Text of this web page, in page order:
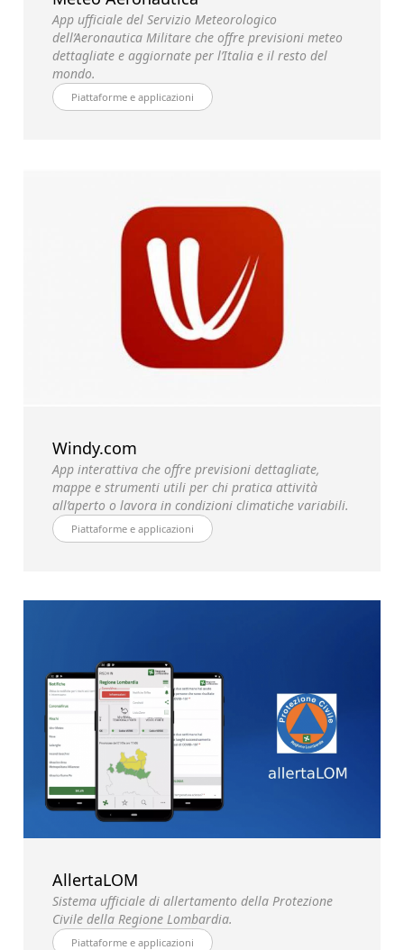
App ufficiale del Servizio Meteorologico
dell’Aeronautica Militare che offre previsioni meteo
dettagliate e aggiornate per l’Italia e il resto del
mondo.
Piattaforme e applicazioni
Windy.com
App interattiva che offre previsioni dettagliate,
mappe e strumenti utili per chi pratica attività
all’aperto o lavora in condizioni climatiche variabili.
Piattaforme e applicazioni
AllertaLOM
Sistema ufficiale di allertamento della Protezione
Civile della Regione Lombardia.
Piattaforme e applicazioni